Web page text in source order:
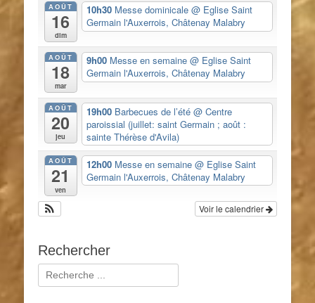
AOÛT
16
dim
10h30 Messe dominicale @ Eglise Saint
Germain l'Auxerrois, Châtenay Malabry
AOÛT
18
mar
9h00 Messe en semaine @ Eglise Saint
Germain l'Auxerrois, Châtenay Malabry
AOÛT
20
jeu
19h00 Barbecues de l’été @ Centre
paroissial (juillet: saint Germain ; août :
sainte Thérèse d'Avila)
AOÛT
21
ven
12h00 Messe en semaine @ Eglise Saint
Germain l'Auxerrois, Châtenay Malabry
Voir le calendrier
Rechercher
Rechercher :